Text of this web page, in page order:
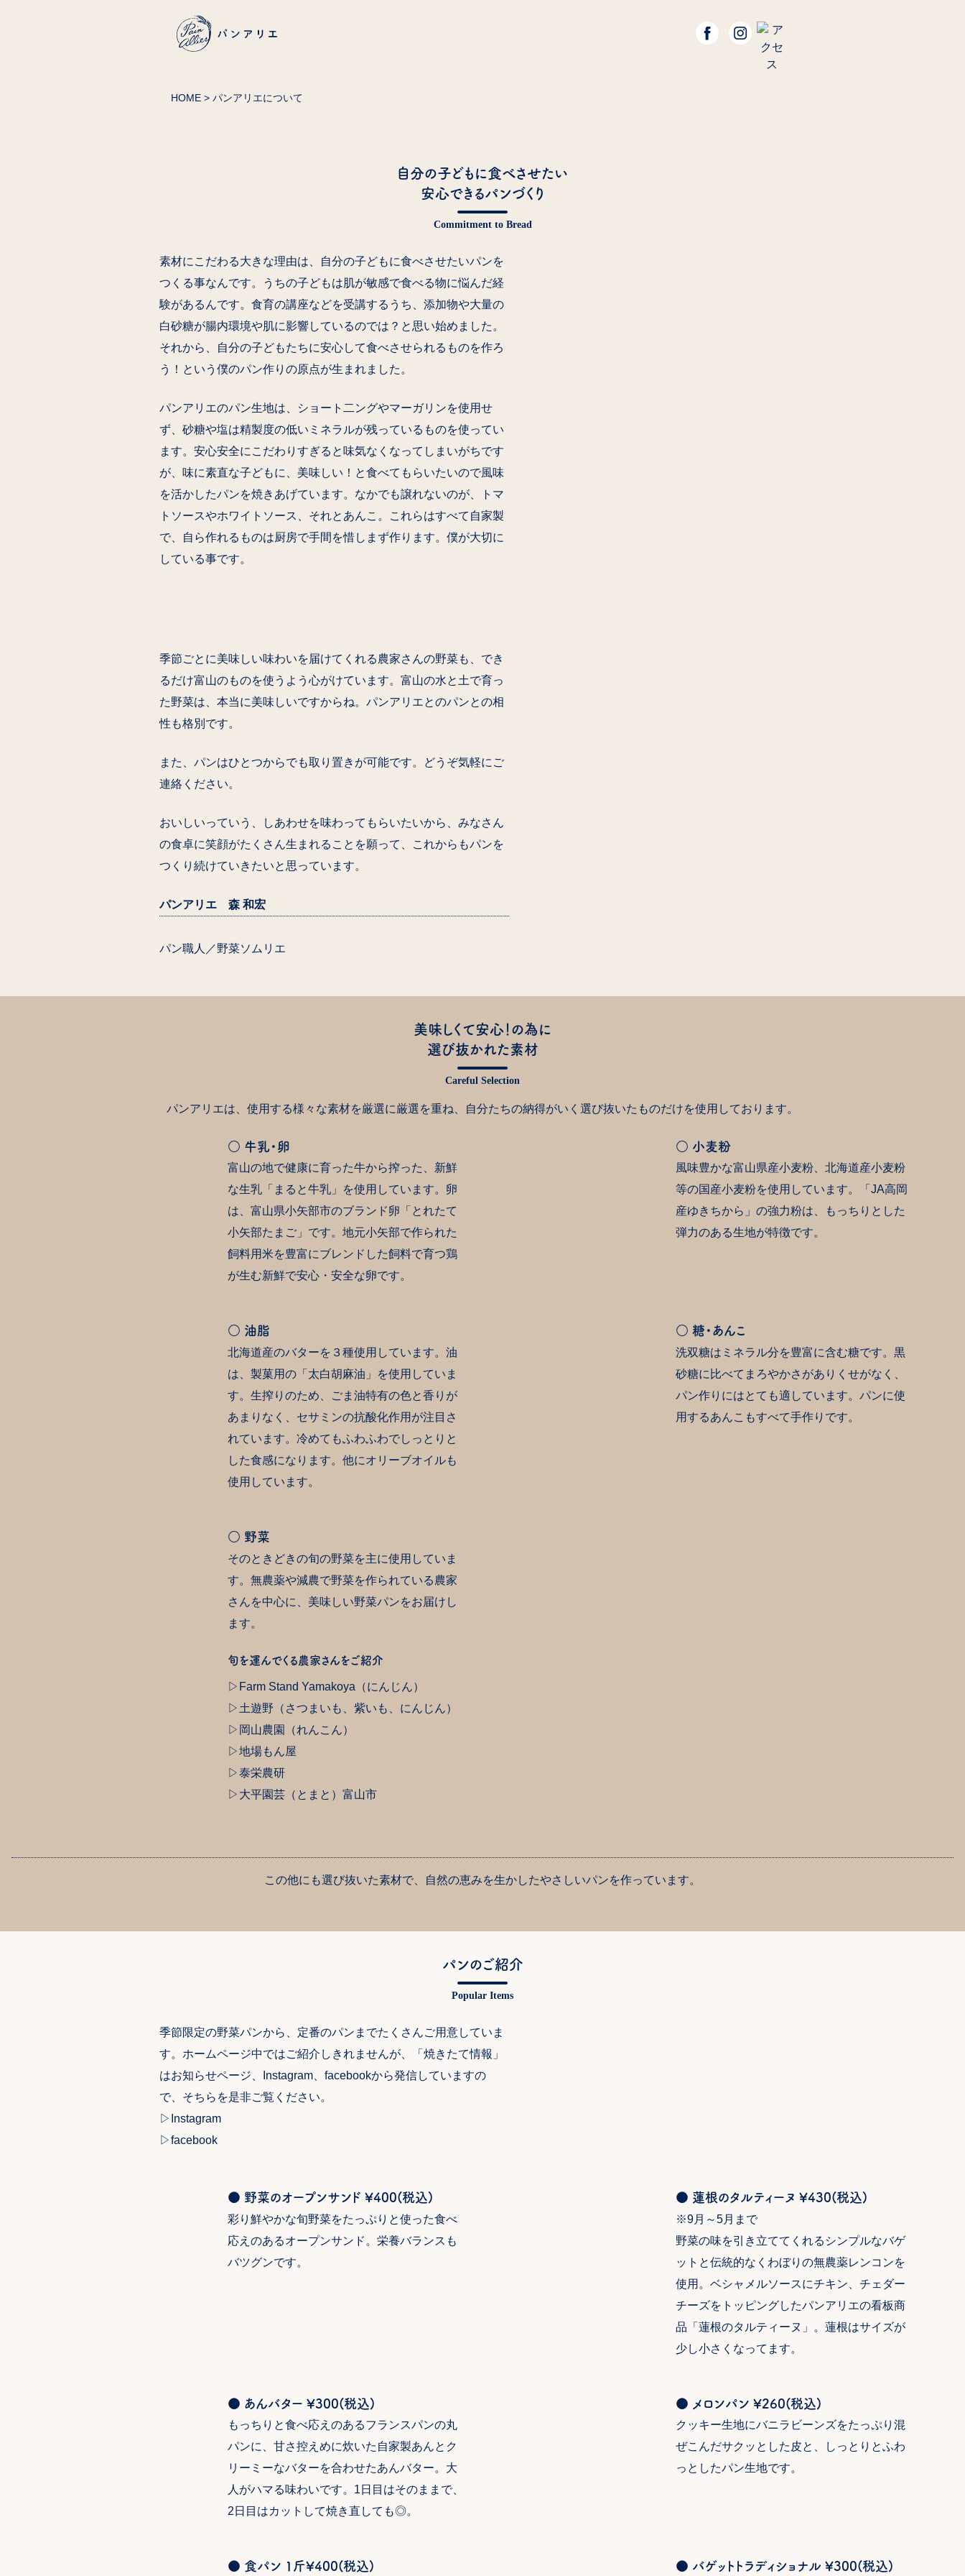
HOME > パンアリエについて
自分の子どもに食べさせたい
安心できるパンづくり
素材にこだわる大きな理由は、自分の子どもに食べさせたいパンを
つくる事なんです。うちの子どもは肌が敏感で食べる物に悩んだ経
験があるんです。食育の講座などを受講するうち、添加物や大量の
白砂糖が腸内環境や肌に影響しているのでは？と思い始めました。
それから、自分の子どもたちに安心して食べさせられるものを作ろ
う！という僕のパン作りの原点が生まれました。
パンアリエのパン生地は、ショート二ングやマーガリンを使用せ
ず、砂糖や塩は精製度の低いミネラルが残っているものを使ってい
ます。安心安全にこだわりすぎると味気なくなってしまいがちです
が、味に素直な子どもに、美味しい！と食べてもらいたいので風味
を活かしたパンを焼きあげています。なかでも譲れないのが、トマ
トソースやホワイトソース、それとあんこ。これらはすべて自家製
で、自ら作れるものは厨房で手間を惜しまず作ります。僕が大切に
している事です。
季節ごとに美味しい味わいを届けてくれる農家さんの野菜も、でき
るだけ富山のものを使うよう心がけています。富山の水と土で育っ
た野菜は、本当に美味しいですからね。パンアリエとのパンとの相
性も格別です。
また、パンはひとつからでも取り置きが可能です。どうぞ気軽にご
連絡ください。
おいしいっていう、しあわせを味わってもらいたいから、みなさん
の食卓に笑顔がたくさん生まれることを願って、これからもパンを
つくり続けていきたいと思っています。
パンアリエ 森 和宏
パン職人／野菜ソムリエ
美味しくて安心！の為に
選び抜かれた素材
パンアリエは、使用する様々な素材を厳選に厳選を重ね、自分たちの納得がいく選び抜いたものだけを使用しております。
○ 牛乳・卵
富山の地で健康に育った牛から搾った、新鮮
な生乳「まると牛乳」を使用しています。卵
は、富山県小矢部市のブランド卵「とれたて
小矢部たまご」です。地元小矢部で作られた
飼料用米を豊富にブレンドした飼料で育つ鶏
が生む新鮮で安心・安全な卵です。
○ 小麦粉
風味豊かな富山県産小麦粉、北海道産小麦粉
等の国産小麦粉を使用しています。「JA高岡
産ゆきちから」の強力粉は、もっちりとした
弾力のある生地が特徴です。
○ 油脂
北海道産のバターを３種使用しています。油
は、製菓用の「太白胡麻油」を使用していま
す。生搾りのため、ごま油特有の色と香りが
あまりなく、セサミンの抗酸化作用が注目さ
れています。冷めてもふわふわでしっとりと
した食感になります。他にオリーブオイルも
使用しています。
○ 糖・あんこ
洗双糖はミネラル分を豊富に含む糖です。黒
砂糖に比べてまろやかさがありくせがなく、
パン作りにはとても適しています。パンに使
用するあんこもすべて手作りです。
○ 野菜
そのときどきの旬の野菜を主に使用していま
す。無農薬や減農で野菜を作られている農家
さんを中心に、美味しい野菜パンをお届けし
ます。
旬を運んでくる農家さんをご紹介
Farm Stand Yamakoya（にんじん）
土遊野（さつまいも、紫いも、にんじん）
岡山農園（れんこん）
地場もん屋
泰栄農研
大平園芸（とまと）富山市
この他にも選び抜いた素材で、自然の恵みを生かしたやさしいパンを作っています。
パンのご紹介
季節限定の野菜パンから、定番のパンまでたくさんご用意していま
す。ホームページ中ではご紹介しきれませんが、「焼きたて情報」
はお知らせページ、Instagram、facebookから発信していますの
で、そちらを是非ご覧ください。
▷ Instagram
▷facebook
● 野菜のオープンサンド ¥400(税込)
彩り鮮やかな旬野菜をたっぷりと使った食べ
応えのあるオープンサンド。栄養バランスも
バツグンです。
● 蓮根のタルティーヌ ¥430(税込)
※9月～5月まで
野菜の味を引き立ててくれるシンプルなバゲ
ットと伝統的なくわぼりの無農薬レンコンを
使用。ベシャメルソースにチキン、チェダー
チーズをトッピングしたパンアリエの看板商
品「蓮根のタルティーヌ」。蓮根はサイズが
少し小さくなってます。
● あんバター ¥300(税込)
もっちりと食べ応えのあるフランスパンの丸
パンに、甘さ控えめに炊いた自家製あんとク
リーミーなバターを合わせたあんバター。大
人がハマる味わいです。1日目はそのままで、
2日目はカットして焼き直しても◎。
● メロンパン ¥260(税込)
クッキー生地にバニラビーンズをたっぷり混
ぜこんだサクッとした皮と、しっとりとふわ
っとしたパン生地です。
● 食パン 1斤¥400(税込) ● バゲットトラディショナル ¥300(税込)